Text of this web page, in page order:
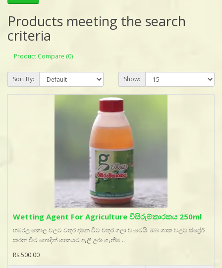
Products meeting the search
criteria
Product Compare (0)
Sort By: Show:
Wetting Agent For Agriculture විසිරුම්කාරකය 250ml
හබරල කොල වලට වතුර දමන විට වතුර ගලා වැටෙයි. ඔබ ශාක වලට ස්ප්‍ර්‍රේ
කරන විට හොදින් ශාකයට ඇලී උරා ගැනීම ..
Rs.500.00